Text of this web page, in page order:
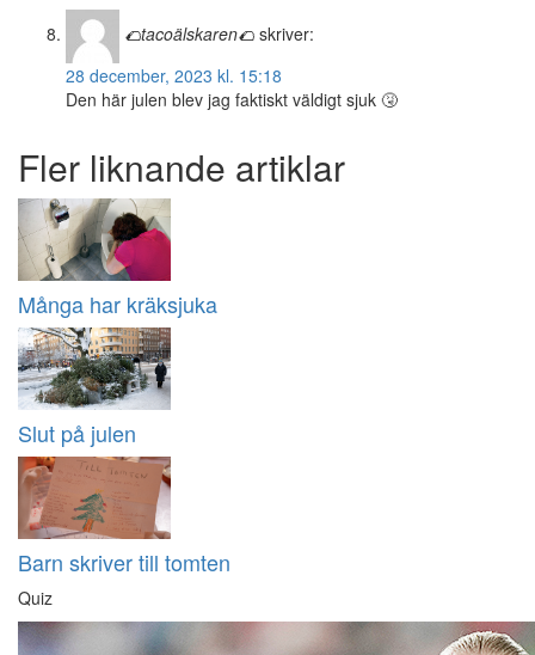
🌮tacoälskaren🌮 skriver:
28 december, 2023 kl. 15:18
Den här julen blev jag faktiskt väldigt sjuk 🤧
Fler liknande artiklar
Många har kräksjuka
Slut på julen
Barn skriver till tomten
Quiz